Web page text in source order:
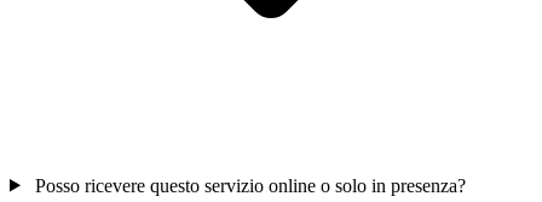
Posso ricevere questo servizio online o solo in presenza?